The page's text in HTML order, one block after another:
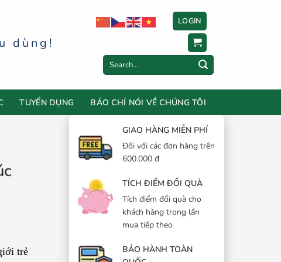
dùng!
LOGIN
Search
for:
TUYỂN DỤNG BÁO CHÍ NÓI VỀ CHÚNG TÔI
GIAO HÀNG MIỄN PHÍ
Đối với các đơn hàng trên
600.000 đ
TÍCH ĐIỂM ĐỔI QUÀ
Tích điểm đổi quà cho
khách hàng trong lần
mua tiếp theo
BẢO HÀNH TOÀN
trẻ